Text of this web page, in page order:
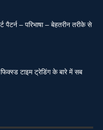
पैटर्न – परिभाषा – बेहतरीन तरीके से
टाइम ट्रेडिंग के बारे में सब